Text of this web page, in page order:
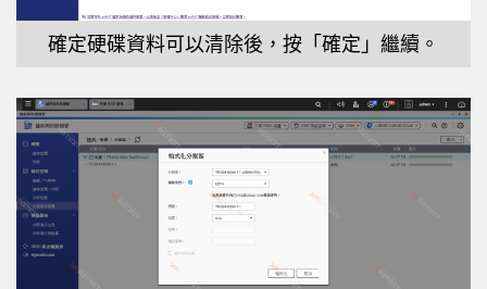
確定硬碟資料可以清除後，按「確定」繼續。